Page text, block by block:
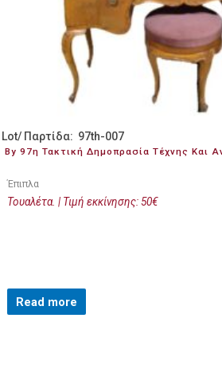
Lot/ Παρτίδα: 97th-007
By 97η Τακτική Δημοπρασία Τέχνης Και
Έπιπλα
Τουαλέτα. | Τιμή εκκίνησης: 50€
Read more